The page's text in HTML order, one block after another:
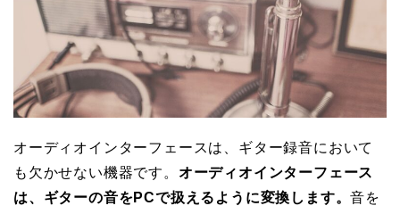
オーディオインターフェースは、ギター録音において
も欠かせない機器です。 オーディオインターフェース
は、ギターの音をPCで扱えるように変換します。音を